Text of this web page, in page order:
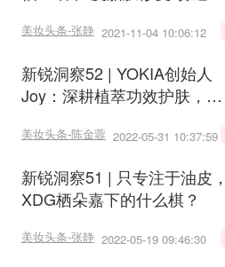
美妆头条-张静 2021-11-04 10:06:12
新锐洞察52 | YOKIA创始人
Joy：深耕植萃功效护肤，传
美妆头条-陈金蓉 2022-05-31 10:37:59
新锐洞察51 | 只专注于油皮，
XDG栖朵嘉下的什么棋？
美妆头条-张静 2022-05-19 09:46:30